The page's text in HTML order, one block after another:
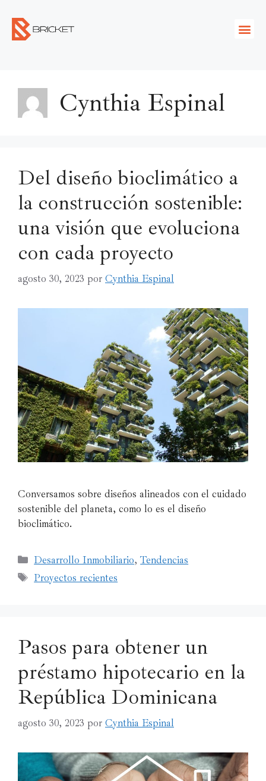
Cynthia Espinal
Del diseño bioclimático a
la construcción sostenible:
una visión que evoluciona
con cada proyecto
agosto 30, 2023 por Cynthia Espinal
Conversamos sobre diseños alineados con el cuidado
sostenible del planeta, como lo es el diseño
bioclimático.
Desarrollo Inmobiliario,Tendencias
Proyectos recientes
Pasos para obtener un
préstamo hipotecario en la
República Dominicana
agosto 30, 2023 por Cynthia Espinal